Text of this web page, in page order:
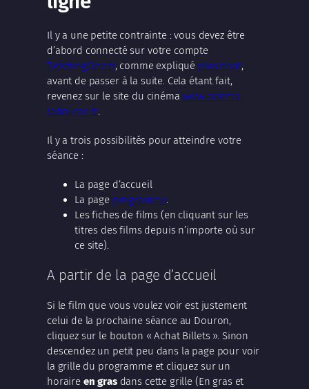
Il y a une petite contrainte : vous devez être
d’abord connecté sur votre compte
TicketingCine.fr, comme expliqué plus haut,
avant de passer à la suite. Cela étant fait,
revenez sur le site du cinémawww.cinema-
ledouron.fr.
Il y a trois possibilités pour atteindre votre
séance :
La page d’accueil
La page programme.
Les fiches de films (en cliquant sur les
titres des films depuis n’importe où sur
ce site).
A partir de la page d’accueil
Si le film que vous voulez voir est justement
celui de la prochaine séance au Douron,
cliquez sur le bouton « Achat Billets ». Sinon
descendez un petit peu dans la page pour voir
la grille du programme et cliquez sur un
horaire en grasdans cette grille (En gras et